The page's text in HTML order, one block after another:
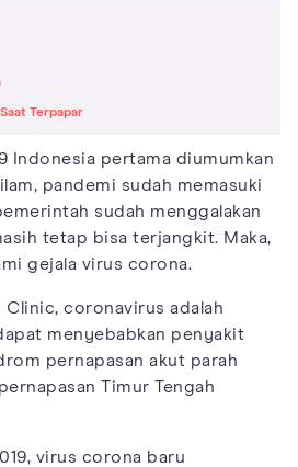
Terpapar
Indonesia pertama diumumkan
pandemi sudah memasuki
sudah menggalakan
tetap bisa terjangkit. Maka,
gejala virus corona.
Clinic, coronavirus adalah
menyebabkan penyakit
pernapasan akut parah
Timur Tengah
virus corona baru